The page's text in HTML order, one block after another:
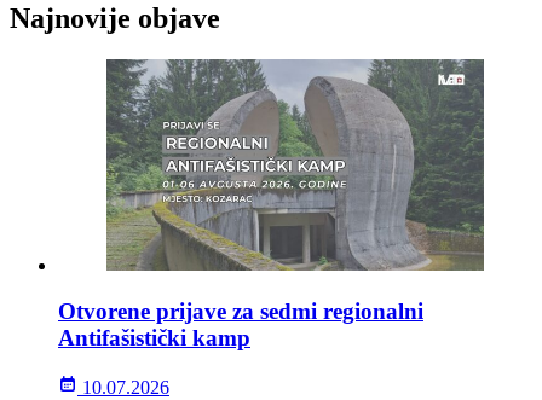
Najnovije objave
Otvorene prijave za sedmi regionalni
Antifašistički kamp
10.07.2026